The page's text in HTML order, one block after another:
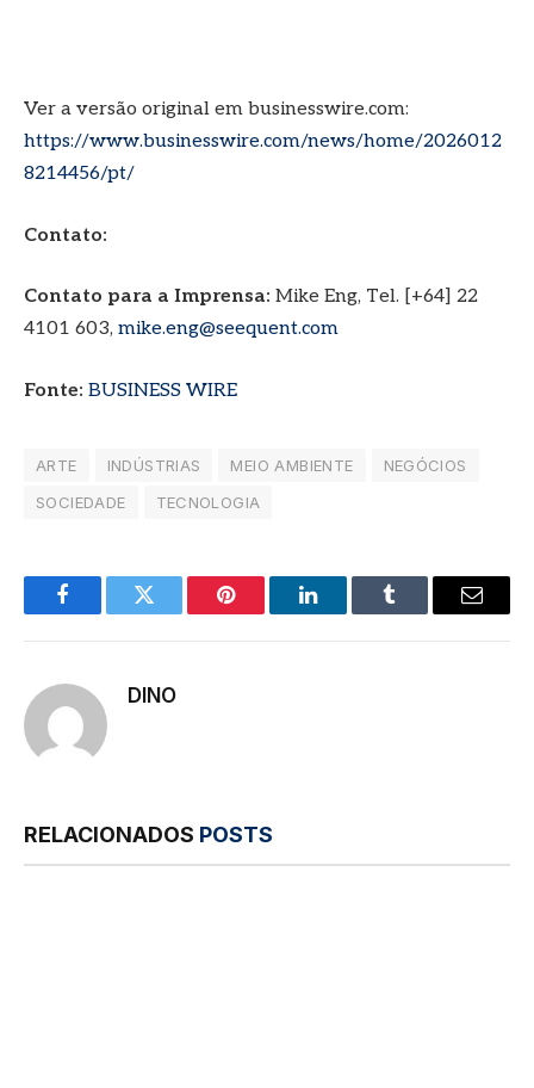
Ver a versão original em businesswire.com:
https://www.businesswire.com/news/home/2026012
8214456/pt/
Contato:
Contato para a Imprensa: Mike Eng, Tel. [+64] 22
4101 603, mike.eng@seequent.com
Fonte: BUSINESS WIRE
ARTE INDÚSTRIAS MEIO AMBIENTE
NEGÓCIOS
SOCIEDADE
TECNOLOGIA
FacebookTwitter Pinterest LinkedInTumblr
E-
DINO
RELACIONADOS POSTS